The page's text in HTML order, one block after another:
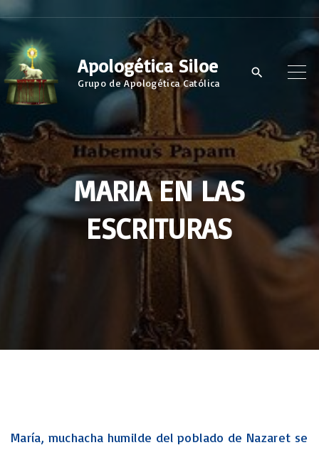
S
p
c
o
Apologética Siloe
Grupo de Apologética Católica
MARIA EN LAS
ESCRITURAS
María, muchacha humilde del poblado de Nazaret se